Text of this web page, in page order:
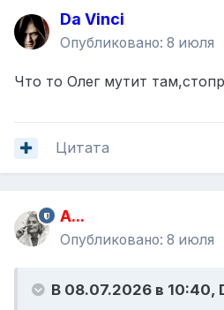
Da Vinci
Опубликовано: 8 июля
Что то Олег мутит
Цитата
A...
Опубликовано: 8 июля
В 08.07.2026 в 10:40,